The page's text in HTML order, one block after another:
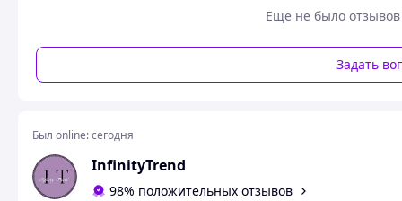
Еще не было отзывов
Задать
Был online:сегодня
InfinityTrend
98% положительных отзывов